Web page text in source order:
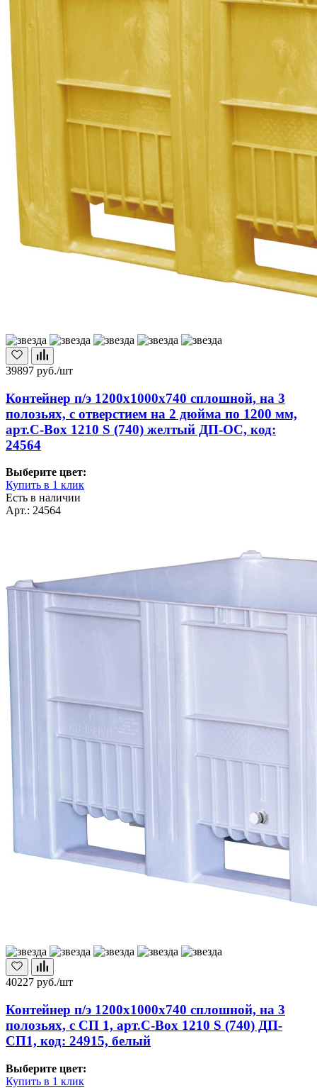
39897 руб./шт
Контейнер п/э 1200х1000х740 сплошной, на 3
полозьях, с отверстием на 2 дюйма по 1200 мм,
арт.C-Box 1210 S (740) желтый ДП-ОС, код:
24564
Выберите цвет:
Купить в 1 клик
Есть в наличии
Арт.: 24564
40227 руб./шт
Контейнер п/э 1200х1000х740 сплошной, на 3
полозьях, с СП 1, арт.C-Box 1210 S (740) ДП-
СП1, код: 24915, белый
Выберите цвет:
Купить в 1 клик